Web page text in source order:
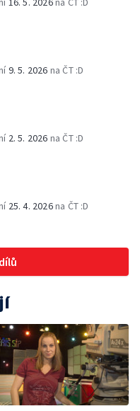
9. 5. 2026 na ČT :D
2. 5. 2026 na ČT :D
25. 4. 2026na ČT :D